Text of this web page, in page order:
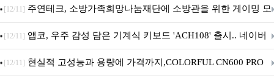
픈
[12/11] 주연테크, 소방가족희망나눔재단에 소방관을 위한 게이밍 모
니터·스마트 펫 침대 기부
[12/11] 앱코, 우주 감성 담은 기계식 키보드 'ACH108' 출시.. 네이버
브랜드데이 기획전 진행
[12/11] 현실적 고성능과 용량에 가격까지,COLORFUL CN600 PRO